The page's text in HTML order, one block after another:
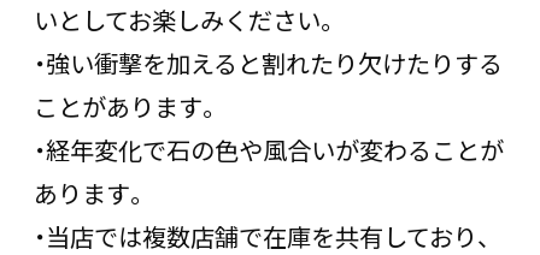
いとしてお楽しみください。
・強い衝撃を加えると割れたり欠けたりする
ことがあります。
・経年変化で石の色や風合いが変わることが
あります。
・当店では複数店舗で在庫を共有しており、